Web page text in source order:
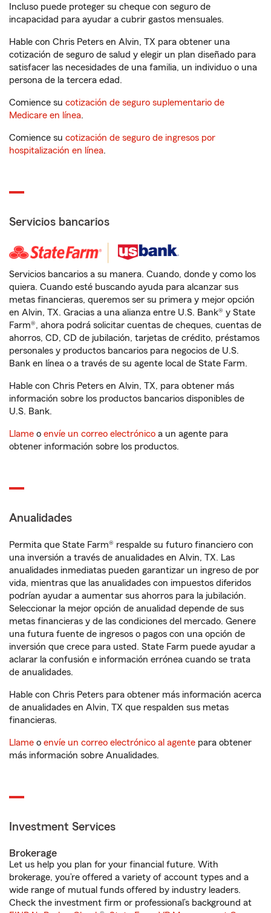
Incluso puede proteger su cheque con seguro de
incapacidad para ayudar a cubrir gastos mensuales.
Hable con Chris Peters en Alvin, TX para obtener una
cotización de seguro de salud y elegir un plan diseñado para
satisfacer las necesidades de una familia, un individuo o una
persona de la tercera edad.
Comience su cotización de seguro suplementario de
Medicare en línea.
Comience su cotización de seguro de ingresos por
hospitalización en línea.
Servicios bancarios
Servicios bancarios a su manera. Cuando, donde y como los
quiera. Cuando esté buscando ayuda para alcanzar sus
metas financieras, queremos ser su primera y mejor opción
en Alvin, TX. Gracias a una alianza entre U.S. Bank® y State
Farm®, ahora podrá solicitar cuentas de cheques, cuentas de
ahorros, CD, CD de jubilación, tarjetas de crédito, préstamos
personales y productos bancarios para negocios de U.S.
Bank en línea o a través de su agente local de State Farm.
Hable con Chris Peters en Alvin, TX, para obtener más
información sobre los productos bancarios disponibles de
U.S. Bank.
Llame o envíe un correo electrónico a un agente para
obtener información sobre los productos.
Anualidades
Permita que State Farm® respalde su futuro financiero con
una inversión a través de anualidades en Alvin, TX. Las
anualidades inmediatas pueden garantizar un ingreso de por
vida, mientras que las anualidades con impuestos diferidos
podrían ayudar a aumentar sus ahorros para la jubilación.
Seleccionar la mejor opción de anualidad depende de sus
metas financieras y de las condiciones del mercado. Genere
una futura fuente de ingresos o pagos con una opción de
inversión que crece para usted. State Farm puede ayudar a
aclarar la confusión e información errónea cuando se trata
de anualidades.
Hable con Chris Peters para obtener más información acerca
de anualidades en Alvin, TX que respalden sus metas
financieras.
Llame o envíe un correo electrónico al agente para obtener
más información sobre Anualidades.
Investment Services
Brokerage
Let us help you plan for your financial future. With
brokerage, you’re offered a variety of account types and a
wide range of mutual funds offered by industry leaders.
Check the investment firm or professional’s background at